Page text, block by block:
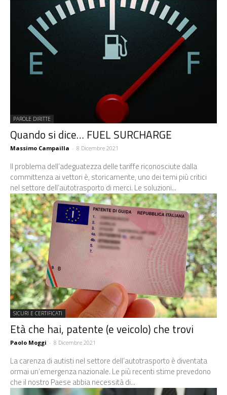
PAROLE DIRITTE
Quando si dice… FUEL SURCHARGE
Massimo Campailla - 8 Dicembre 2021
Il problema dell’adeguatezza delle tariffe riconosciute dalla
committenza ai vettori è, storicamente, uno dei temi più critici
nel settore dell’autotrasporto di merci. Le soluzioni...
SICURI E CERTIFICATI
Età che hai, patente (e veicolo) che trovi
Paolo Moggi - 8 Dicembre 2021
La carenza di autisti nel settore dell’autotrasporto è diventata
ormai un’emergenza nazionale. Le più recenti stime prevedono
che il nostro Paese abbia necessità di...